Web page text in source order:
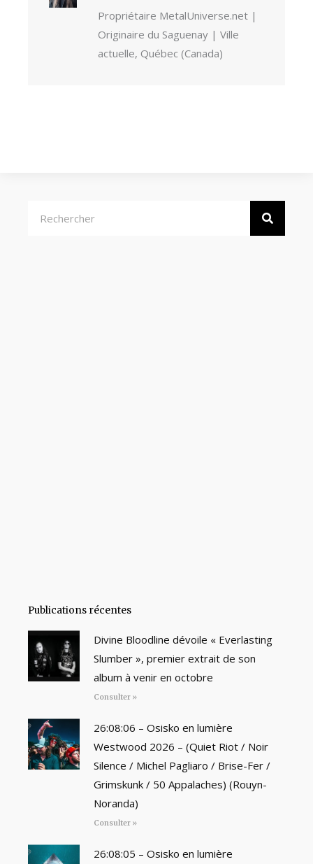
Propriétaire MetalUniverse.net |
Originaire du Saguenay | Ville
actuelle, Québec (Canada)
Publications récentes
Divine Bloodline dévoile « Everlasting
Slumber », premier extrait de son
album à venir en octobre
Consulter »
26:08:06 – Osisko en lumière
Westwood 2026 – (Quiet Riot / Noir
Silence / Michel Pagliaro / Brise-Fer /
Grimskunk / 50 Appalaches) (Rouyn-
Noranda)
Consulter »
26:08:05 – Osisko en lumière